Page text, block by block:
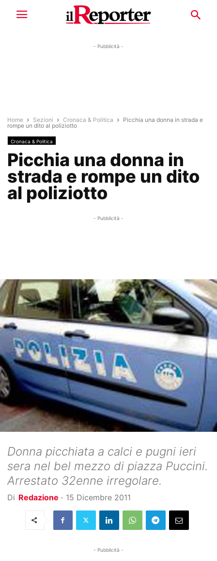
- Pubblicità -
Home Sezioni Cronaca & Politica
Picchia una donna in strada e
rompe un dito al poliziotto
Cronaca & Politica
Picchia una donna in
strada e rompe un dito
al poliziotto
- Pubblicità -
Donna picchiata a calci e pugni ieri
sera nel bel mezzo di piazza Puccini.
Arrestato 32enne irregolare.
Di Redazione - 15 Dicembre 2011
- Pubblicità -